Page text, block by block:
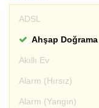
ADSL
Ahşap Doğrama
Akıllı Ev
Alarm (Hırsız)
Alarm (Yangın)